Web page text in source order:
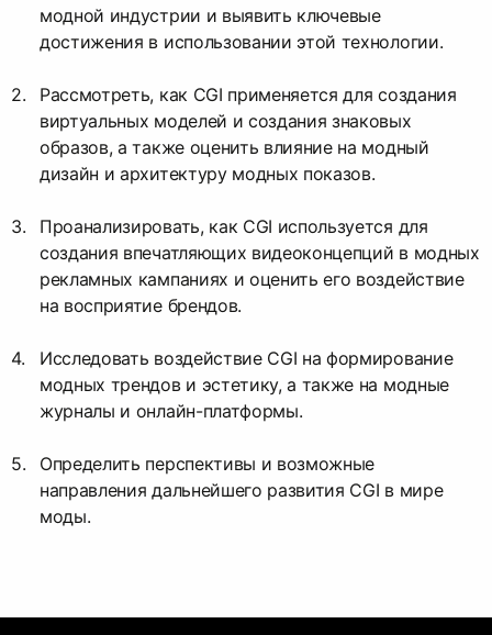
модной индустрии и выявить ключевые
достижения в использовании этой технологии.
Рассмотреть, как CGI применяется для создания
виртуальных моделей и создания знаковых
образов, а также оценить влияние на модный
дизайн и архитектуру модных показов.
Проанализировать, как CGI используется для
создания впечатляющих видеоконцепций в модных
рекламных кампаниях и оценить его воздействие
на восприятие брендов.
Исследовать воздействие CGI на формирование
модных трендов и эстетику, а также на модные
журналы и онлайн-платформы.
Определить перспективы и возможные
направления дальнейшего развития CGI в мире
моды.